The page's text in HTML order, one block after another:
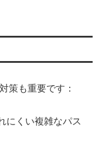
策も重要です：
にくい複雑なパス